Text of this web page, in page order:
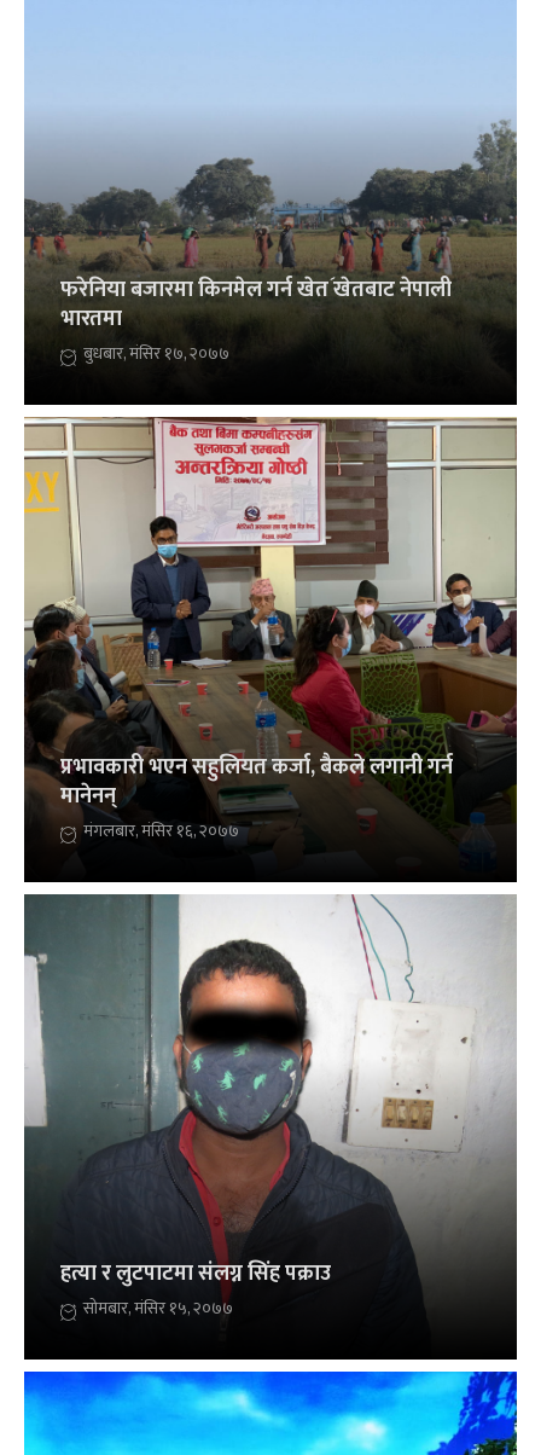
फरेनिया बजारमा किनमेल गर्न खेतؘ खेतबाट नेपाली
भारतमा
बुधबार, मंसिर १७, २०७७
प्रभावकारी भएन सहुलियत कर्जा, बैकले लगानी गर्न
मानेनन्
मंगलबार, मंसिर १६, २०७७
हत्या र लुटपाटमा संलग्न सिंह पक्राउ
सोमबार, मंसिर १५, २०७७